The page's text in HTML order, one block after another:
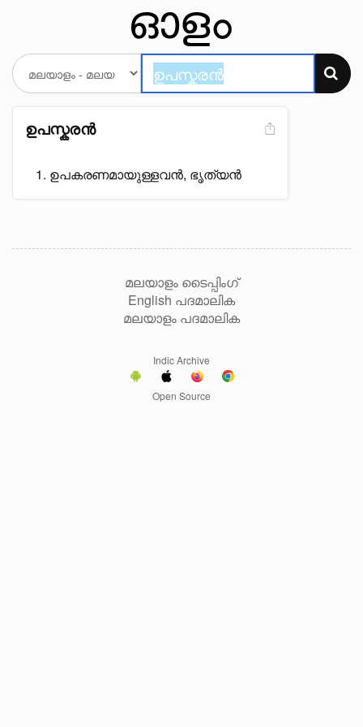
ഉപസ്കരൻ
ഉപകരണമായുള്ളവൻ, ഭൃത്യൻ
മലയാളം ടൈപ്പിംഗ്
English പദമാലിക
മലയാളം പദമാലിക
Indic Archive
Open Source